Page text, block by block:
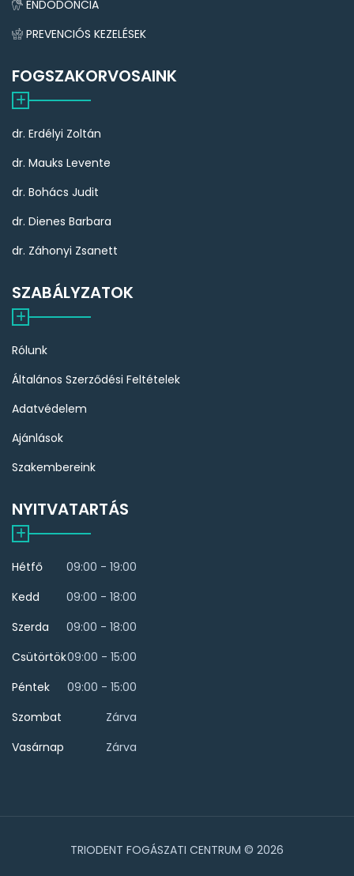
ENDODONCIA
PREVENCIÓS KEZELÉSEK
FOGSZAKORVOSAINK
dr. Erdélyi Zoltán
dr. Mauks Levente
dr. Bohács Judit
dr. Dienes Barbara
dr. Záhonyi Zsanett
SZABÁLYZATOK
Rólunk
Általános Szerződési Feltételek
Adatvédelem
Ajánlások
Szakembereink
NYITVATARTÁS
Hétfő
09:00 - 19:00
Kedd
09:00 - 18:00
Szerda
09:00 - 18:00
Csütörtök09:00 - 15:00
Péntek
09:00 - 15:00
Szombat
Zárva
Vasárnap
Zárva
TRIODENT FOGÁSZATI CENTRUM © 2026